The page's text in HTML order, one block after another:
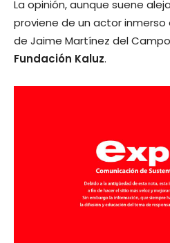
La opinión, aunque suene
proviene de un actor
de Jaime Martínez del
Fundación Kaluz.